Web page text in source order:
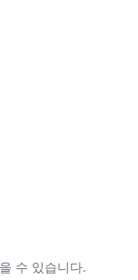
수 있습니다.